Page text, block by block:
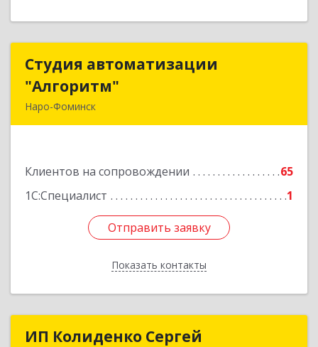
Студия автоматизации
"Алгоритм"
Наро-Фоминск
Клиентов на сопровождении
65
1С:Специалист
1
Отправить заявку
Показать контакты
Студия автоматизации
Подробнее
Отправить заявку
Назад
ИП Колиденко СергейИП Колиденко Сергей